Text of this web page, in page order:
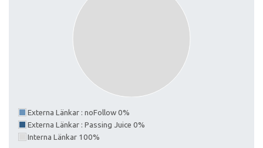
Externa Länkar : noFollow 0%
Externa Länkar : Passing Juice 0%
Interna Länkar 100%